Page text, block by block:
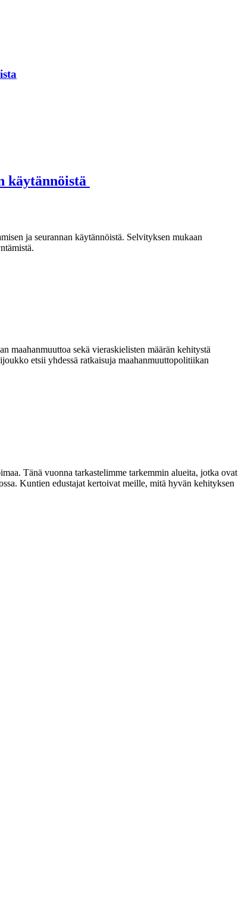
käytännöistä
ja seurannan käytännöistä. Selvityksen mukaan
maahanmuuttoa sekä vieraskielisten määrän kehitystä
etsii yhdessä ratkaisuja maahanmuuttopolitiikan
Tänä vuonna tarkastelimme tarkemmin alueita, jotka ovat
Kuntien edustajat kertoivat meille, mitä hyvän kehityksen